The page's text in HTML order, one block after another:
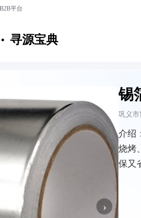
平台
寻源宝典
›
锡
巩义市
介绍：
烧烤
保又